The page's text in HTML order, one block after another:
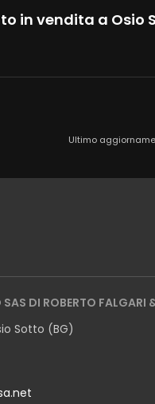
in vendita a Osio
Ultimo
DI ROBERTO FALGARI
Sotto (BG)